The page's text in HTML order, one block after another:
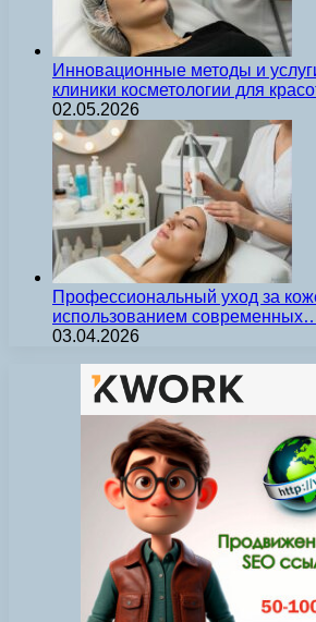
Инновационные методы и
клиники косметологии для
02.05.2026
Профессиональный уход за
использованием
03.04.2026